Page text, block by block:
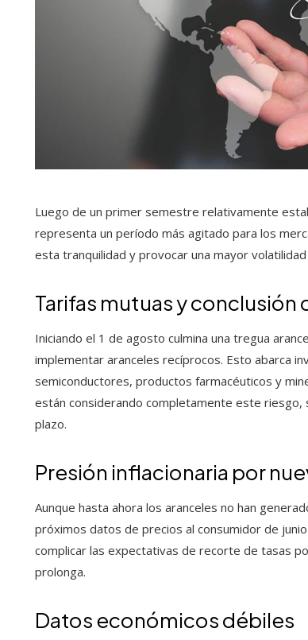
Luego de un primer semestre relativamente
representa un período más agitado para los
esta tranquilidad y provocar una mayor
Tarifas mutuas y
Iniciando el 1 de agosto culmina una tregua
implementar aranceles recíprocos. Esto abarca
semiconductores, productos farmacéuticos y
están considerando completamente este riesgo,
plazo.
Presión inflacionaria por
Aunque hasta ahora los aranceles no han
próximos datos de precios al consumidor de
complicar las expectativas de recorte de tasas
prolonga.
Datos económicos débiles